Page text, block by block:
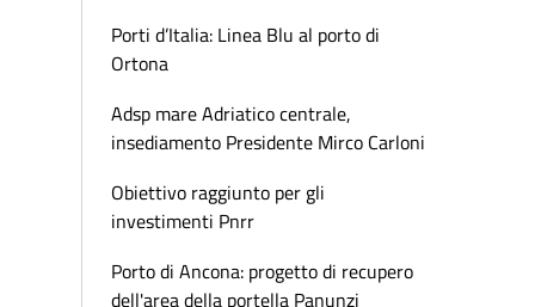
Porti d’Italia: Linea Blu al porto di
Ortona
Adsp mare Adriatico centrale,
insediamento Presidente Mirco Carloni
Obiettivo raggiunto per gli
investimenti Pnrr
Porto di Ancona: progetto di recupero
dell'area della portella Panunzi